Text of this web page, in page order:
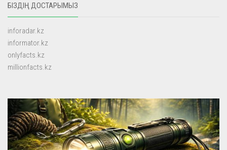
БІЗДІҢ ДОСТАРЫМЫЗ
inforadar.kz
informator.kz
onlyfacts.kz
millionfacts.kz